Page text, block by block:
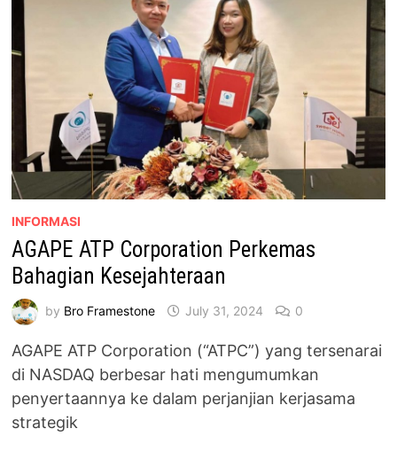
INFORMASI
AGAPE ATP Corporation Perkemas
Bahagian Kesejahteraan
by Bro Framestone July 31, 2024 0
AGAPE ATP Corporation (“ATPC”) yang tersenarai
di NASDAQ berbesar hati mengumumkan
penyertaannya ke dalam perjanjian kerjasama
strategik